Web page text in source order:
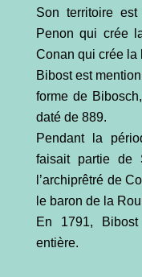
Son territoire
Penon qui crée
Conan qui crée la
Bibost est
forme de
daté de 889.
Pendant la
faisait partie de
l’archiprêtré de
le baron de la
En 1791,
entière.